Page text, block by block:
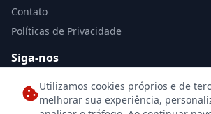
Contato
Políticas de Privacidade
Siga-nos
Utilizamos cookies próprios e de
melhorar sua experiência,